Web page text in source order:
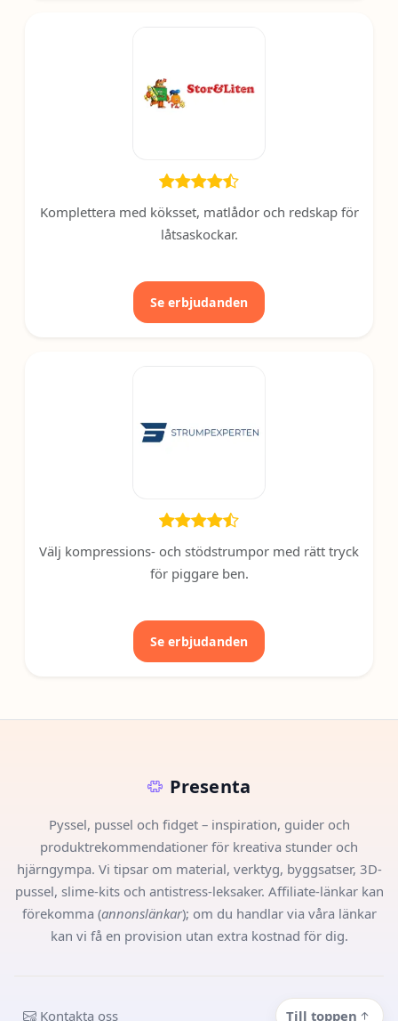
Komplettera med köksset, matlådor och redskap för
låtsaskockar.
Se erbjudanden
Välj kompressions- och stödstrumpor med rätt tryck
för piggare ben.
Se erbjudanden
Presenta
Pyssel, pussel och fidget – inspiration, guider och
produktrekommendationer för kreativa stunder och
hjärngympa. Vi tipsar om material, verktyg, byggsatser, 3D-
pussel, slime-kits och antistress-leksaker. Affiliate-länkar kan
förekomma (annonslänkar); om du handlar via våra länkar
kan vi få en provision utan extra kostnad för dig.
Kontakta oss Till toppen